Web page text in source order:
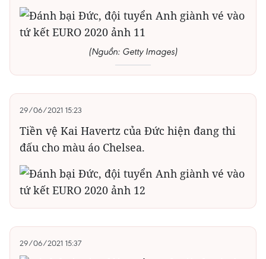
(Nguồn: Getty Images)
29/06/2021 15:23
Tiền vệ Kai Havertz của Đức hiện đang thi
đấu cho màu áo Chelsea.
29/06/2021 15:37